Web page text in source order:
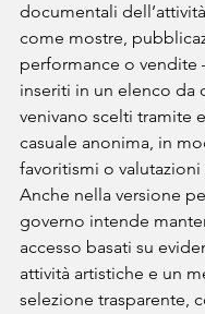
documentali
come mostre,
performance o vendite
inseriti in un elenco da
venivano scelti tramite
casuale anonima, in
favoritismi o
Anche nella versione
governo intende
accesso basati su
attività artistiche e un
selezione trasparente,